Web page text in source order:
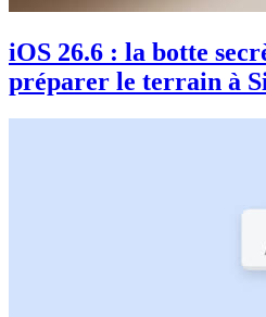
iOS 26.6 : la botte
préparer le terrain à